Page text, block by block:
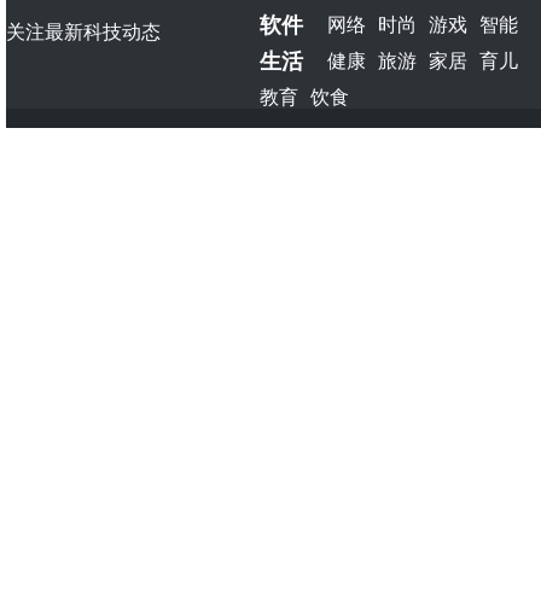
关注最新科技动态 软件 网络 时尚 游戏 智能
生活 健康 旅游 家居 育儿
教育 饮食